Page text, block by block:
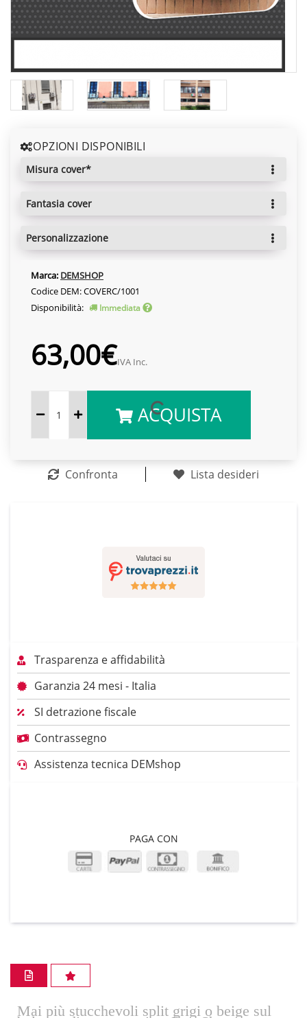
OPZIONI DISPONIBILI
misura cover*
fantasia cover
personalizzazione
Marca: DEMSHOP
Codice DEM: COVERC/1001
Disponibilità:
Immediata
63,00€IVA Inc.
ACQUISTA
Confronta Lista desideri
Trasparenza e affidabilità
Garanzia 24 mesi - Italia
SI detrazione fiscale
Contrassegno
Assistenza tecnica DEMshop
PAGA CON
Mai più stucchevoli split grigi o beige sul